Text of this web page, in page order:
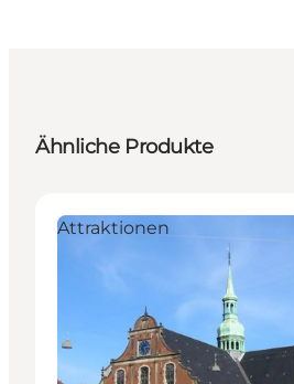
Ähnliche Produkte
Attraktionen